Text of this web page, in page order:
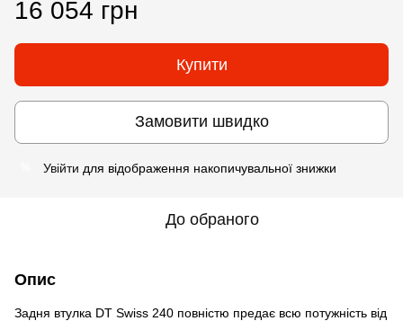
16 054 грн
Купити
Замовити швидко
Увійти для відображення накопичувальної знижки
До обраного
Опис
Задня втулка DT Swiss 240 повністю предає всю потужність від